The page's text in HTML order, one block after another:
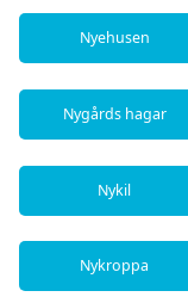
Nyehusen
Nygårds hagar
Nykil
Nykroppa